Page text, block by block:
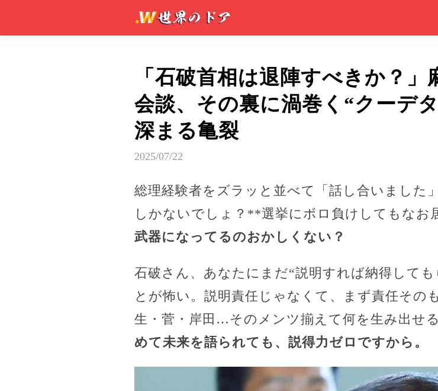
「石破首相は退陣すべきか？
会談、その裏に渦巻く“クーデ
深まる亀裂
2025/07/22
総理経験者をズラッと並べて「話し合いました
しかないでしょ？**選挙にボロ負けしてもなお
武器になってるのおかしくない？
石破さん、あなたにまだ“説明すれば納得して
とが怖い。説明責任じゃなくて、まず責任その
生・菅・岸田…そのメンツ揃えて何を生み出せ
めて未来を語られても、説得力ゼロですから。